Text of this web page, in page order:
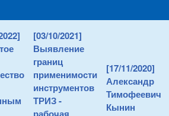
[03/10/2021]
Выявление
границ
применимости
инструментов
ТРИЗ -
[17/11/2020]
Александр
Тимофеевич
Кынин